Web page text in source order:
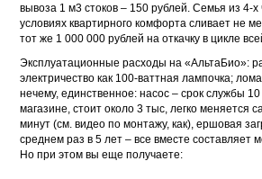
вывоза 1 м3 стоков – 150 рублей. Семья из 4-х
условиях квартирного комфорта сливает не
тот же 1 000 000 рублей на откачку в цикле
Эксплуатационные расходы на «АльтаБио»:
электричество как 100-ваттная лампочка;
нечему, единственное: насос – срок службы
магазине, стоит около 3 тыс, легко меняется
минут (см. видео по монтажу, как), ершовая
среднем раз в 5 лет – все вместе составляет
Но при этом вы еще получаете: